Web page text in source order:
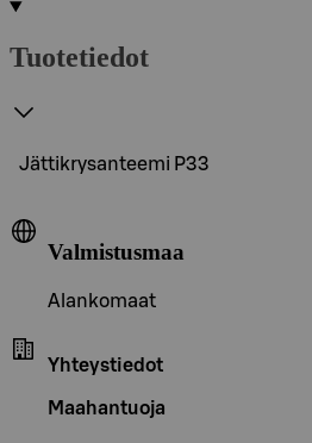
Tuotetiedot
Jättikrysanteemi P33
Valmistusmaa
Alankomaat
Yhteystiedot
Maahantuoja